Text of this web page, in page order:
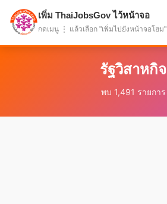
แบ่งปันโอกาส เพื่ออนาคตที่ก้าวหน้า
รัฐวิสาหกิจ
พบ 1,491 รายการ
เพิ่ม ThaiJobsGov ไว้หน้าจอ
กดเมนู ⋮ แล้วเลือก "เพิ่มไปยังหน้าจอโฮม"